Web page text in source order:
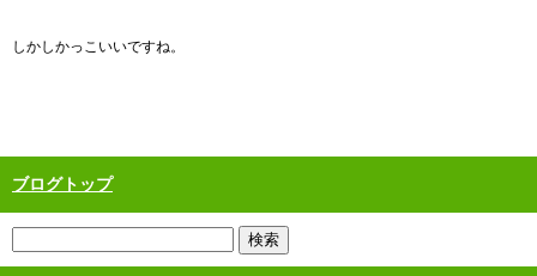
しかしかっこいいですね。
ブログトップ